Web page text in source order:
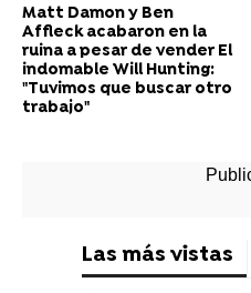
Matt Damon y Ben
Affleck acabaron en la
ruina a pesar de vender El
indomable Will Hunting:
"Tuvimos que buscar otro
trabajo"
Las más vistas